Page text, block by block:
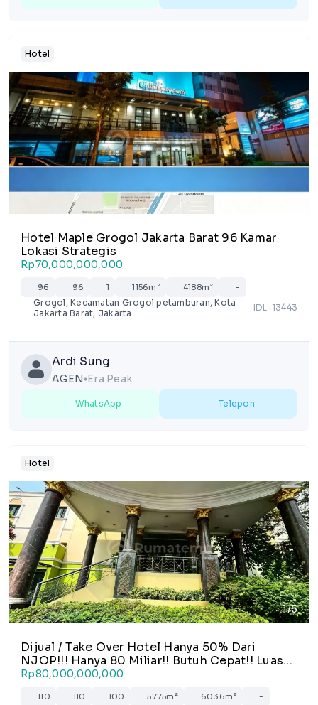
Hotel
Hotel Maple Grogol Jakarta Barat 96 Kamar
Lokasi Strategis
Rp70,000,000,000
96 96 1 1156m² 4188m² -
Grogol, Kecamatan Grogol petamburan, Kota
Jakarta Barat, Jakarta
IDL-13443
Ardi Sung
AGEN lens Era Peak
WhatsApp Telepon
Hotel
1/5
Dijual / Take Over Hotel Hanya 50% Dari
NJOP!!! Hanya 80 Miliar!! Butuh Cepat!! Luas
Tanah Fisik 8600M2, Ada 110 Kamar Fully
Setengah Dikelola Sendiri!! Khusus Investor!!
Rp80,000,000,000
110 110 100 5775m² 6036m² -